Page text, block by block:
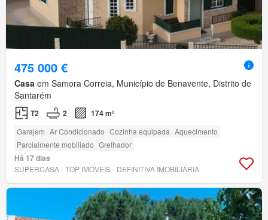
475 000 €
Casa em Samora Correia, Município de Benavente, Distrito de
Santarém
T2 2 174 m²
Garajem Ar Condicionado Cozinha equipada Aquecimento
Parcialmente mobiliado Grelhador
Há 17 dias
SUPERCASA - TOP IMÓVEIS - DEFINITIVA IMOBILIÁRIA